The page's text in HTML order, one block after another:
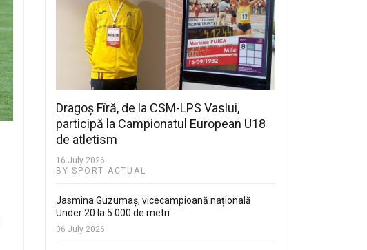
Dragoș Fîră, de la CSM-LPS Vaslui,
participă la Campionatul European U18
de atletism
16 July 2026
BY SPORT ACTUAL
Jasmina Guzumaș, vicecampioană națională
Under 20 la 5.000 de metri
06 July 2026